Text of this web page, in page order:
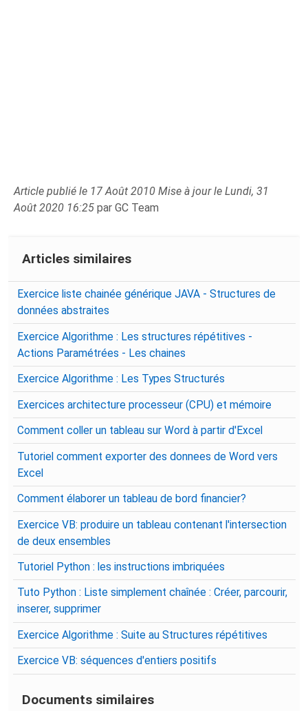
Article publié le 17 Août 2010 Mise à jour le Lundi, 31
Août 2020 16:25par GC Team
Articles similaires
Exercice liste chainée générique JAVA - Structures de
données abstraites
Exercice Algorithme : Les structures répétitives -
Actions Paramétrées - Les chaines
Exercice Algorithme : Les Types Structurés
Exercices architecture processeur (CPU) et mémoire
Comment coller un tableau sur Word à partir d'Excel
Tutoriel comment exporter des donnees de Word vers
Excel
Comment élaborer un tableau de bord financier?
Exercice VB: produire un tableau contenant l'intersection
de deux ensembles
Tutoriel Python : les instructions imbriquées
Tuto Python : Liste simplement chaînée : Créer, parcourir,
inserer, supprimer
Exercice Algorithme : Suite au Structures répétitives
Exercice VB: séquences d'entiers positifs
Documents similaires